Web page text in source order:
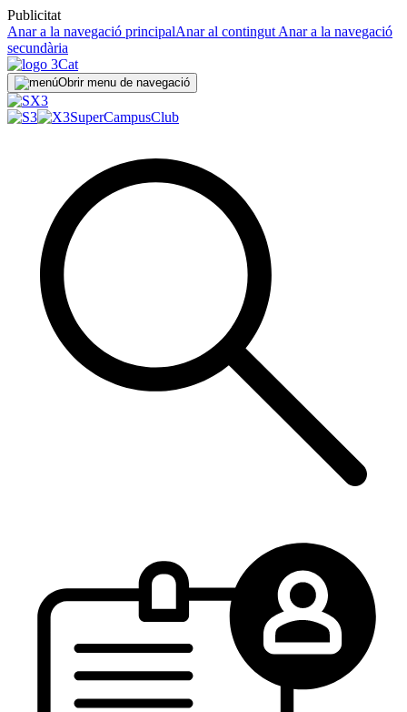
Publicitat
Anar a la navegació principalAnar al contingut Anar a la navegació
secundària
Obrir menu de navegació
SuperCampusClub